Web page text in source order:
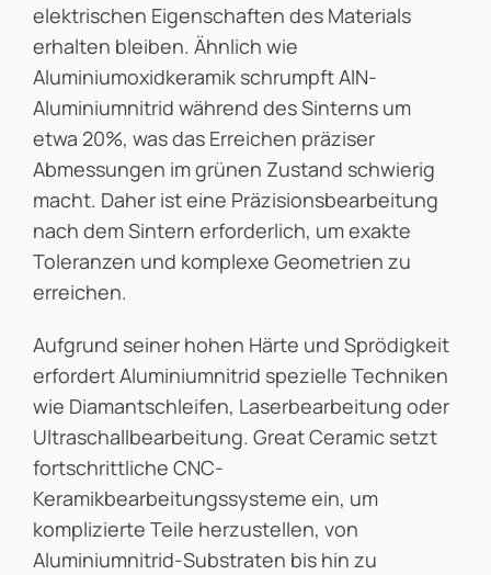
elektrischen Eigenschaften des Materials
erhalten bleiben. Ähnlich wie
Aluminiumoxidkeramik schrumpft AlN-
Aluminiumnitrid während des Sinterns um
etwa 20%, was das Erreichen präziser
Abmessungen im grünen Zustand schwierig
macht. Daher ist eine Präzisionsbearbeitung
nach dem Sintern erforderlich, um exakte
Toleranzen und komplexe Geometrien zu
erreichen.
Aufgrund seiner hohen Härte und Sprödigkeit
erfordert Aluminiumnitrid spezielle Techniken
wie Diamantschleifen, Laserbearbeitung oder
Ultraschallbearbeitung. Great Ceramic setzt
fortschrittliche CNC-
Keramikbearbeitungssysteme ein, um
komplizierte Teile herzustellen, von
Aluminiumnitrid-Substraten bis hin zu